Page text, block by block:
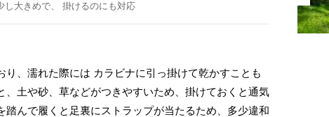
し大きめで、 掛けるのにも対応
、濡れた際には カラビナに引っ掛けて乾かすことも
土や砂、草などがつきやすいため、掛けておくと通気
んで履くと足裏にストラップが当たるため、多少違和